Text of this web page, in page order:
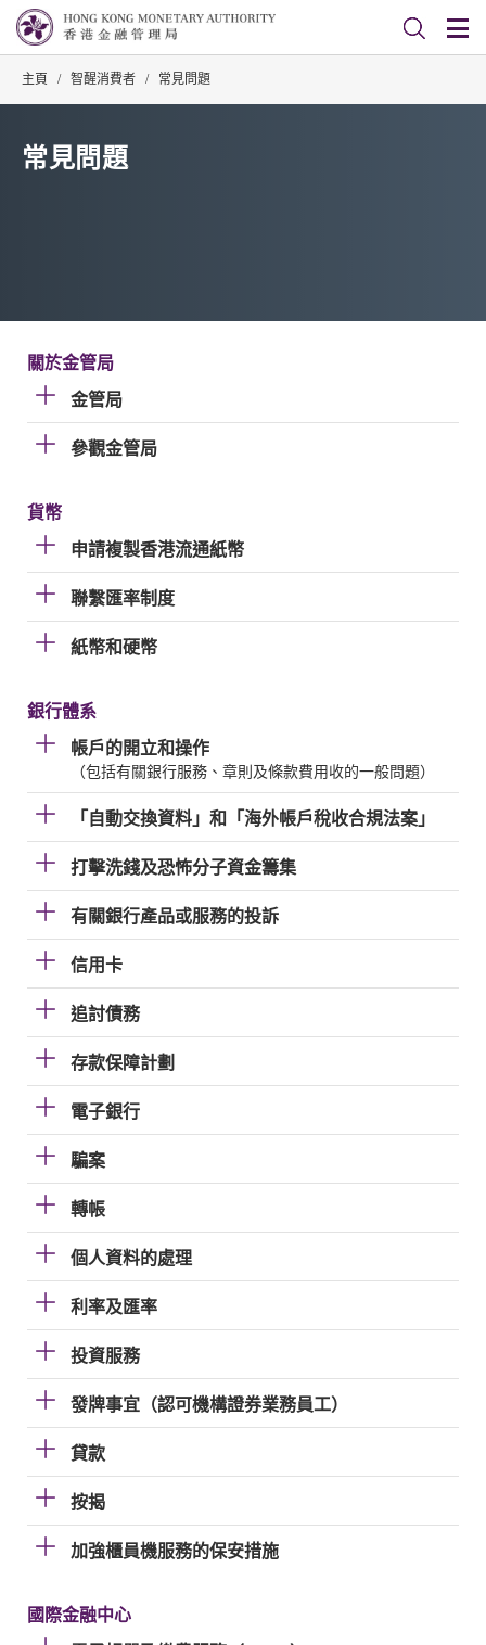
主頁 / 智醒消費者 / 常見問題
常見問題
關於金管局
金管局
參觀金管局
貨幣
申請複製香港流通紙幣
聯繫匯率制度
紙幣和硬幣
銀行體系
帳戶的開立和操作
（包括有關銀行服務、章則及條款費用收的一般問題）
「自動交換資料」和「海外帳戶稅收合規法案」
打擊洗錢及恐怖分子資金籌集
有關銀行產品或服務的投訴
信用卡
追討債務
存款保障計劃
電子銀行
騙案
轉帳
個人資料的處理
利率及匯率
投資服務
發牌事宜（認可機構證券業務員工）
貸款
按揭
加強櫃員機服務的保安措施
國際金融中心